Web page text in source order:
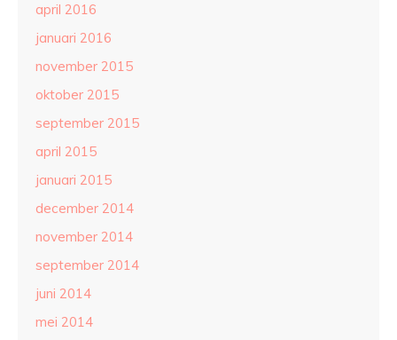
april 2016
januari 2016
november 2015
oktober 2015
september 2015
april 2015
januari 2015
december 2014
november 2014
september 2014
juni 2014
mei 2014